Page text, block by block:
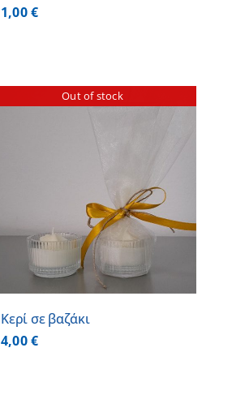
1,00€
Out of stock
Κερί σε βαζάκι
4,00€
ΠΡΟΣΘΗΚΗ ΣΤΟ ΚΑΛΑΘΙ
ΛΕΠΤΟΜΕΡΕΙΕΣ